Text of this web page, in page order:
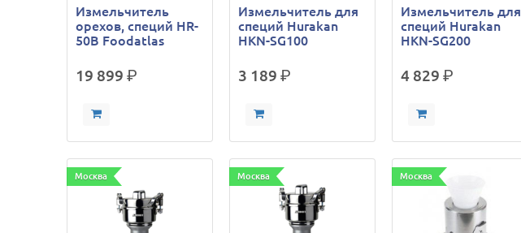
Измельчитель
орехов, специй HR-
50В Foodatlas
19 899р.
Измельчитель для
специй Hurakan
HKN-SG100
3 189р.
Измельчитель для
специй Hurakan
HKN-SG200
4 829р.
Москва Москва Москва